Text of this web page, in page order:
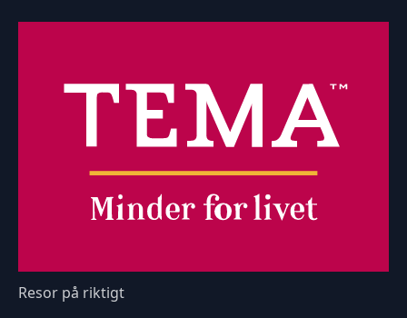
Resor på riktigt